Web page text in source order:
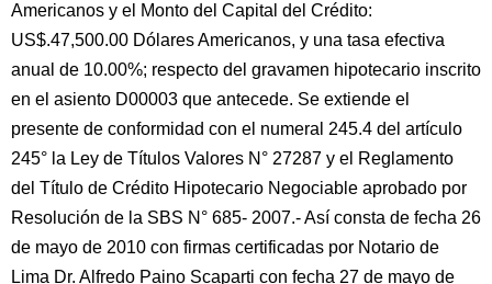
Americanos y el Monto del Capital del Crédito:
US$.47,500.00 Dólares Americanos, y una tasa efectiva
anual de 10.00%; respecto del gravamen hipotecario inscrito
en el asiento D00003 que antecede. Se extiende el
presente de conformidad con el numeral 245.4 del artículo
245° la Ley de Títulos Valores N° 27287 y el Reglamento
del Título de Crédito Hipotecario Negociable aprobado por
Resolución de la SBS N° 685- 2007.- Así consta de fecha 26
de mayo de 2010 con firmas certificadas por Notario de
Lima Dr. Alfredo Paino Scaparti con fecha 27 de mayo de